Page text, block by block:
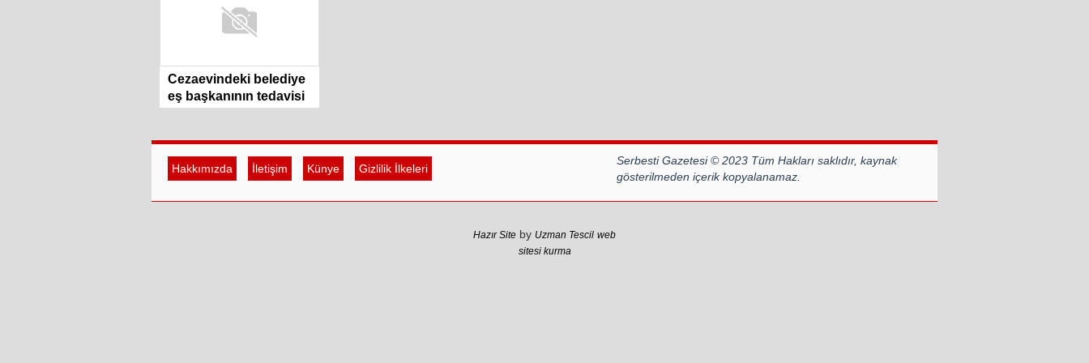
Cezaevindeki belediye
eş başkanının tedavisi
Hakkımızda İletişim Künye Gizlilik İlkeleri
Serbesti Gazetesi © 2023 Tüm Hakları saklıdır, kaynak
gösterilmeden içerik kopyalanamaz.
Hazır Site by Uzman Tescil web
sitesi kurma